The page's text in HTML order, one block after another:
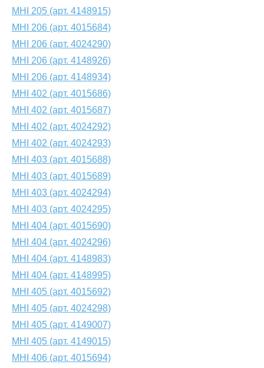
MHI 205 (арт. 4148915)
MHI 206 (арт. 4015684)
MHI 206 (арт. 4024290)
MHI 206 (арт. 4148926)
MHI 206 (арт. 4148934)
MHI 402 (арт. 4015686)
MHI 402 (арт. 4015687)
MHI 402 (арт. 4024292)
MHI 402 (арт. 4024293)
MHI 403 (арт. 4015688)
MHI 403 (арт. 4015689)
MHI 403 (арт. 4024294)
MHI 403 (арт. 4024295)
MHI 404 (арт. 4015690)
MHI 404 (арт. 4024296)
MHI 404 (арт. 4148983)
MHI 404 (арт. 4148995)
MHI 405 (арт. 4015692)
MHI 405 (арт. 4024298)
MHI 405 (арт. 4149007)
MHI 405 (арт. 4149015)
MHI 406 (арт. 4015694)